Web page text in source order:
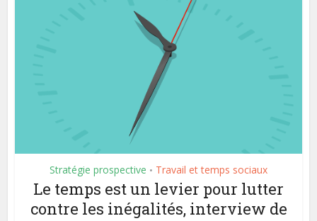
Stratégie prospective • Travail et temps sociaux
Le temps est un levier pour lutter
contre les inégalités, interview de